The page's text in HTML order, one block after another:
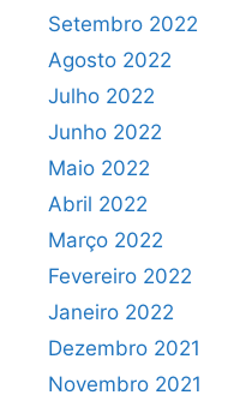
Setembro 2022
Agosto 2022
Julho 2022
Junho 2022
Maio 2022
Abril 2022
Março 2022
Fevereiro 2022
Janeiro 2022
Dezembro 2021
Novembro 2021